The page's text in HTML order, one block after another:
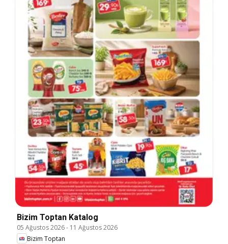
Bizim Toptan Katalog
05 Ağustos 2026- 11 Ağustos 2026
Bizim Toptan